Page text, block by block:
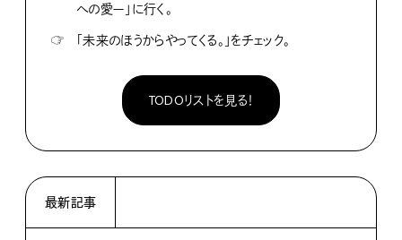
への愛ー」に行く。
☞
「未来のほうからやってくる。」をチェック。
TODOリストを見る！
最新記事